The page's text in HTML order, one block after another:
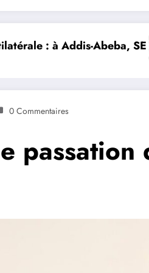
la Côte d’Ivoire et
𝐀𝐓𝐇𝐋È𝐓𝐄𝐒 𝐈𝐕𝐎𝐈𝐑𝐈𝐄𝐍𝐒
0 Commentaires